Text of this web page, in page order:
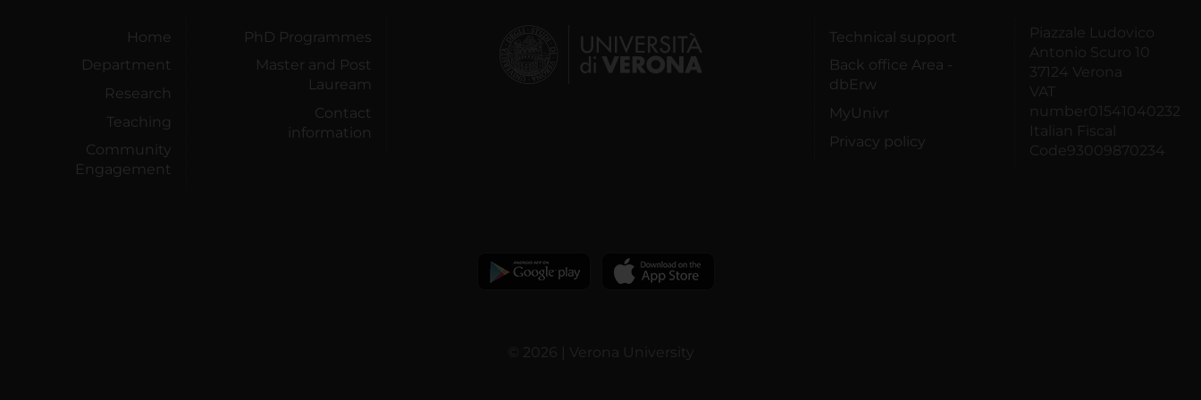
Home
Department
Research
Teaching
Community
Engagement
PhD Programmes
Master and Post
Lauream
Contact
information
Technical support
Back office Area -
dbErw
MyUnivr
Privacy policy
Piazzale Ludovico
Antonio Scuro 10
37124 Verona
VAT
number01541040232
Italian Fiscal
Code93009870234
© 2026 | Verona University